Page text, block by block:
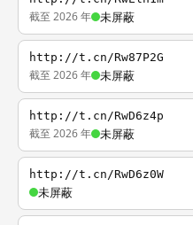
截至 2026 年 未屏蔽
http://t.cn/Rw87P2G
截至 2026 年 未屏蔽
http://t.cn/RwD6z4p
截至 2026 年 未屏蔽
http://t.cn/RwD6z0W
未屏蔽